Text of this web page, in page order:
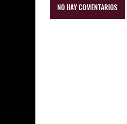
NO HAY COMENTARIOS